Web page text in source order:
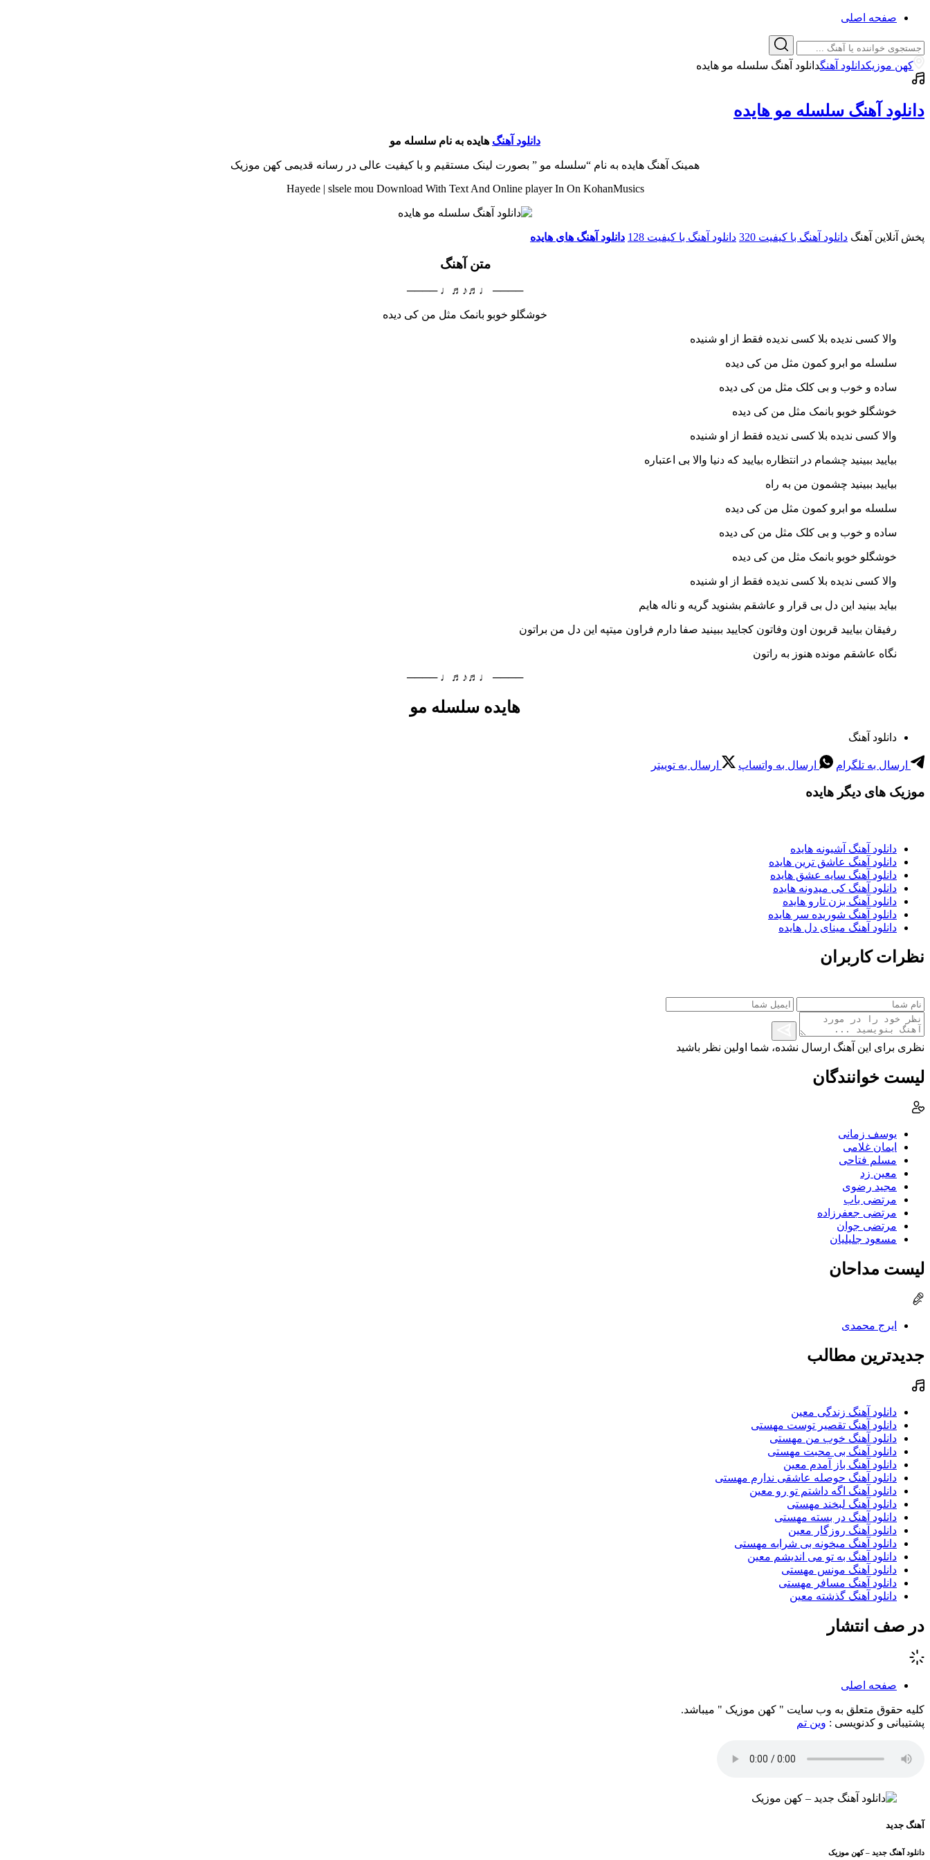
صفحه اصلی
کهن موزیکدانلود آهنگدانلود آهنگ سلسله مو هایده
دانلود آهنگ سلسله مو هایده
دانلود آهنگ هایده به نام سلسله مو
همینک آهنگ هایده به نام “سلسله مو ” بصورت لینک مستقیم و با کیفیت عالی در رسانه قدیمی کهن موزیک
Hayede | slsele mou Download With Text And Online player In On KohanMusics
پخش آنلاین آهنگ دانلود آهنگ با کیفیت 320 دانلود آهنگ با کیفیت 128 دانلود آهنگ های هایده
متن آهنگ
──── ♩♬♪♬♩ ────
خوشگلو خوبو بانمک مثل من کی دیده
والا کسی ندیده بلا کسی ندیده فقط از او شنیده
سلسله مو ابرو کمون مثل من کی دیده
ساده و خوب و بی کلک مثل من کی دیده
خوشگلو خوبو بانمک مثل من کی دیده
والا کسی ندیده بلا کسی ندیده فقط از او شنیده
بیایید ببینید چشمام در انتظاره بیایید که دنیا والا بی اعتباره
بیایید ببینید چشمون من به راه
سلسله مو ابرو کمون مثل من کی دیده
ساده و خوب و بی کلک مثل من کی دیده
خوشگلو خوبو بانمک مثل من کی دیده
والا کسی ندیده بلا کسی ندیده فقط از او شنیده
بیاید بینید این دل بی قرار و عاشقم بشنوید گریه و ناله هایم
رفیقان بیایید قربون اون وفاتون کجایید ببینید صفا دارم فراون میتپه این دل من براتون
نگاه عاشقم مونده هنوز به راتون
──── ♩♬♪♬♩ ────
هایده سلسله مو
دانلود آهنگ
ارسال به تلگرام ارسال به واتساپ ارسال به توییتر
موزیک های دیگر هایده
دانلود آهنگ آشیونه هایده
دانلود آهنگ عاشق ترین هایده
دانلود آهنگ سایه عشق هایده
دانلود آهنگ کی میدونه هایده
دانلود آهنگ بزن تارو هایده
دانلود آهنگ شوریده سر هایده
دانلود آهنگ مینای دل هایده
نظرات کاربران
نظری برای این آهنگ ارسال نشده، شما اولین نظر باشید
لیست خوانندگان
یوسف زمانی
ایمان غلامی
مسلم فتاحی
معین زد
مجید رضوی
مرتضی باب
مرتضی جعفرزاده
مرتضی جوان
مسعود جلیلیان
لیست مداحان
ایرج محمدی
جدیدترین مطالب
دانلود آهنگ زندگی معین
دانلود آهنگ تقصیر توست مهستی
دانلود آهنگ خوب من مهستی
دانلود آهنگ بی محبت مهستی
دانلود آهنگ باز آمدم معین
دانلود آهنگ حوصله عاشقی ندارم مهستی
دانلود آهنگ اگه داشتم تو رو معین
دانلود آهنگ لبخند مهستی
دانلود آهنگ در بسته مهستی
دانلود آهنگ روزگار معین
دانلود آهنگ میخونه بی شرابه مهستی
دانلود آهنگ به تو می اندیشم معین
دانلود آهنگ مونس مهستی
دانلود آهنگ مسافر مهستی
دانلود آهنگ گذشته معین
در صف انتشار
صفحه اصلی
کلیه حقوق متعلق به وب سایت " کهن موزیک " میباشد.
پشتیبانی و کدنویسی : وین تم
آهنگ جدید
دانلود آهنگ جدید – کهن موزیک